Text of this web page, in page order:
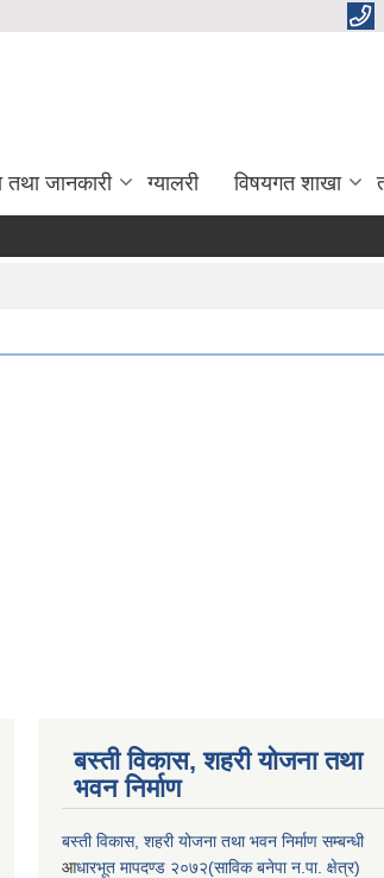
जानकारी ग्यालरी विषयगत शाखा
बस्ती विकास, शहरी योजना तथा
भवन निर्माण
बस्ती विकास, शहरी योजना तथा भवन निर्माण सम्बन्धी
आधारभूत मापदण्ड २०७२(साविक बनेपा न.पा. क्षेत्र)